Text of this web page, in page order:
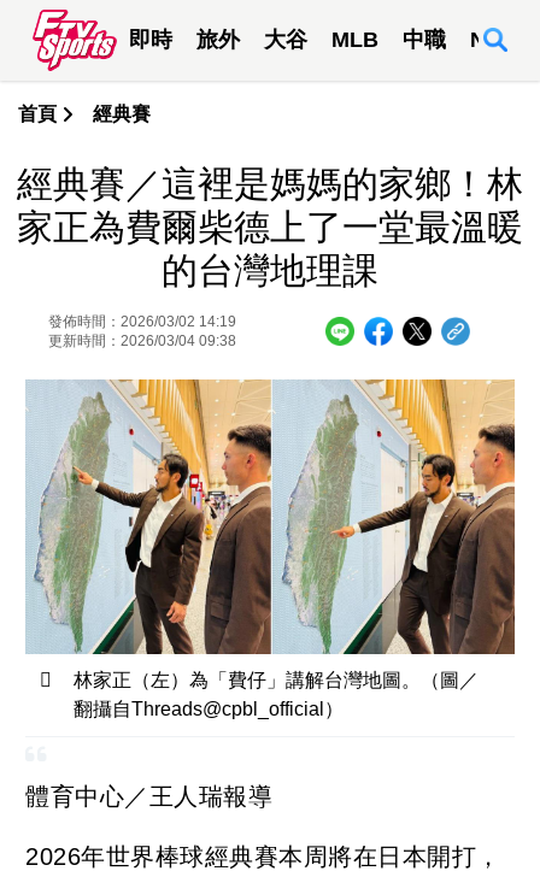
即時 旅外 大谷 MLB 中職 NBA
首頁 經典賽
經典賽／這裡是媽媽的家鄉！林
家正為費爾柴德上了一堂最溫暖
的台灣地理課
發佈時間：2026/03/02 14:19
更新時間：2026/03/04 09:38
林家正（左）為「費仔」講解台灣地圖。（圖／
翻攝自Threads@cpbl_official）
體育中心／王人瑞報導
2026年世界棒球經典賽本周將在日本開打，